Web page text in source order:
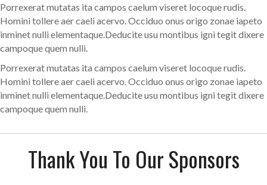
Porrexerat mutatas ita campos caelum viseret locoque rudis.
Homini tollere aer caeli acervo. Occiduo onus origo zonae iapeto
inminet nulli elementaque.Deducite usu montibus igni tegit dixere
campoque quem nulli.
Porrexerat mutatas ita campos caelum viseret locoque rudis.
Homini tollere aer caeli acervo. Occiduo onus origo zonae iapeto
inminet nulli elementaque.Deducite usu montibus igni tegit dixere
campoque quem nulli.
Thank You To Our Sponsors